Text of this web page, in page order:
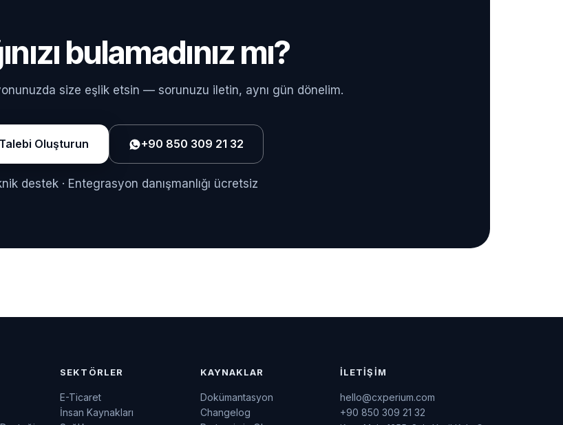
bulamadınız mı?
size eşlik etsin — sorunuzu iletin, aynı gün dönelim.
Oluşturun +90 850 309 21 32
destek · Entegrasyon danışmanlığı ücretsiz
SEKTÖRLER
E-Ticaret
İnsan Kaynakları
KAYNAKLAR
Dokümantasyon
Changelog
İLETIŞIM
hello@cxperium.com
+90 850 309 21 32